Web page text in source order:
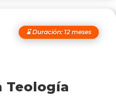
⌛ Duración: 12 meses
Teología